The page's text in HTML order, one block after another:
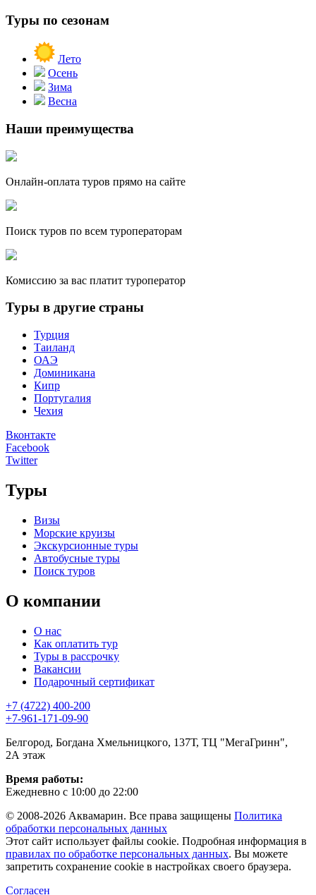
Туры по сезонам
Лето
Осень
Зима
Весна
Наши преимущества
Онлайн-оплата туров прямо на сайте
Поиск туров по всем туроператорам
Комиссию за вас платит туроператор
Туры в другие страны
Турция
Таиланд
ОАЭ
Доминикана
Кипр
Португалия
Чехия
Вконтакте
Facebook
Twitter
Туры
Визы
Морские круизы
Экскурсионные туры
Автобусные туры
Поиск туров
О компании
О нас
Как оплатить тур
Туры в рассрочку
Вакансии
Подарочный сертификат
+7 (4722) 400-200
+7-961-171-09-90
Белгород, Богдана Хмельницкого, 137Т, ТЦ "МегаГринн",
2А этаж
Время работы:
Ежедневно с 10:00 до 22:00
© 2008-2026 Аквамарин. Все права защищены Политика
обработки персональных данных
Этот сайт использует файлы cookie. Подробная информация в
правилах по обработке персональных данных. Вы можете
запретить сохранение cookie в настройках своего браузера.
Согласен